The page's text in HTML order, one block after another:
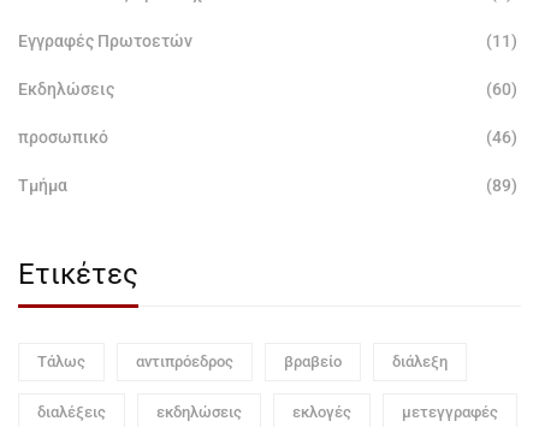
Εγγραφές Πρωτοετών (11)
Εκδηλώσεις (60)
προσωπικό (46)
Τμήμα (89)
Ετικέτες
Τάλως αντιπρόεδρος βραβείο διάλεξη
διαλέξεις εκδηλώσεις εκλογές μετεγγραφές